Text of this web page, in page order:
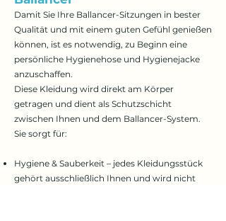
Damit Sie Ihre Ballancer-Sitzungen in bester
Qualität und mit einem guten Gefühl genießen
können, ist es notwendig, zu Beginn eine
persönliche Hygienehose und Hygienejacke
anzuschaffen.
Diese Kleidung wird direkt am Körper
getragen und dient als Schutzschicht
zwischen Ihnen und dem Ballancer-System.
Sie sorgt für:
Hygiene & Sauberkeit – jedes Kleidungsstück
gehört ausschließlich Ihnen und wird nicht